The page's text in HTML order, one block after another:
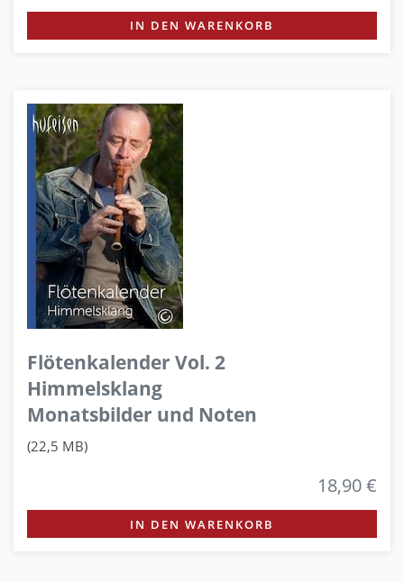
IN DEN WARENKORB
Flötenkalender Vol. 2
Himmelsklang
Monatsbilder und Noten
(22,5 MB)
18,90 €
IN DEN WARENKORB